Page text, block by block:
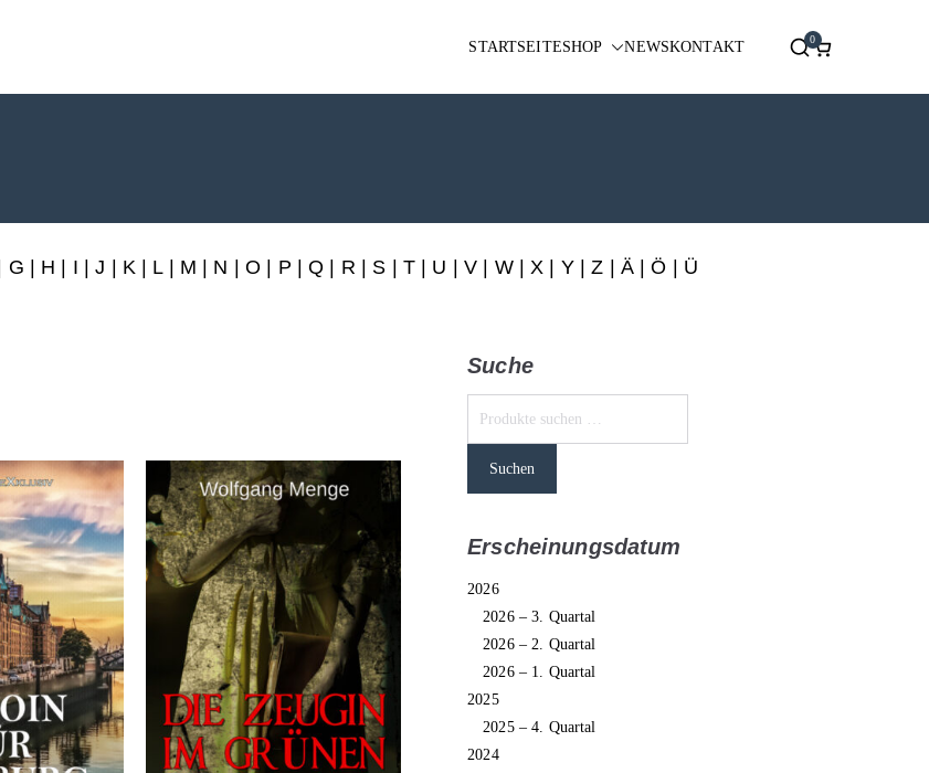
STARTSEITESHOP NEWSKONTAKT 0
G H I |J K| L| M N |O P |Q R S T U V W|X Y|Z Ä| Ö | Ü
Suche
Suchen
Erscheinungsdatum
2026
2026 – 3. Quartal
2026 – 2. Quartal
2026 – 1. Quartal
2025
2025 – 4. Quartal
2024